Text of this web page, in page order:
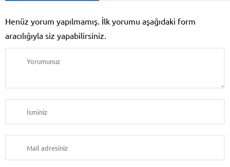
Henüz yorum yapılmamış. İlk yorumu aşağıdaki form
aracılığıyla siz yapabilirsiniz.